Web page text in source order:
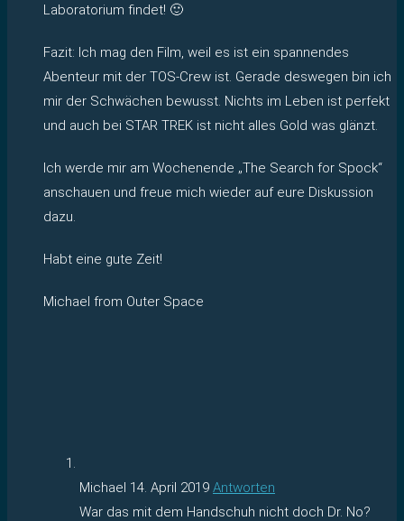
Laboratorium findet! 🙂
Fazit: Ich mag den Film, weil es ist ein spannendes
Abenteur mit der TOS-Crew ist. Gerade deswegen bin ich
mir der Schwächen bewusst. Nichts im Leben ist perfekt
und auch bei STAR TREK ist nicht alles Gold was glänzt.
Ich werde mir am Wochenende „The Search for Spock“
anschauen und freue mich wieder auf eure Diskussion
dazu.
Habt eine gute Zeit!
Michael from Outer Space
Michael 14. April 2019 Antworten
War das mit dem Handschuh nicht doch Dr. No?